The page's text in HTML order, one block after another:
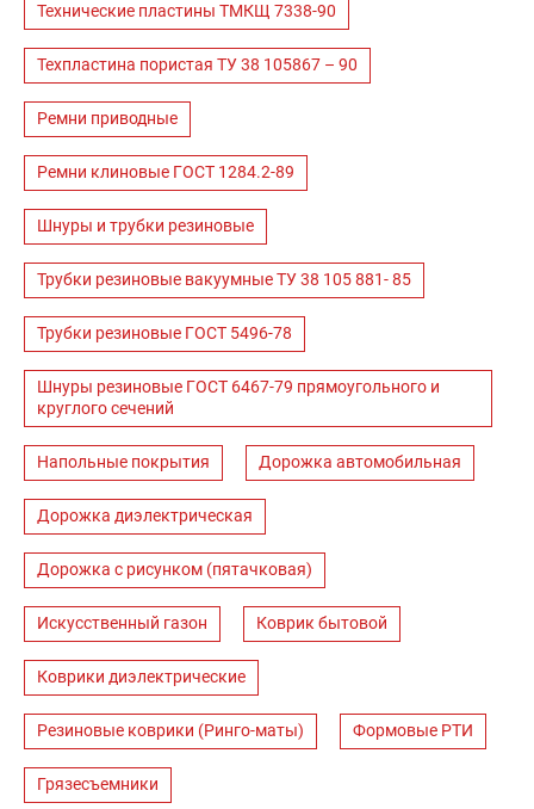
Технические пластины ТМКЩ 7338-90
Техпластина пористая ТУ 38 105867 – 90
Ремни приводные
Ремни клиновые ГОСТ 1284.2-89
Шнуры и трубки резиновые
Трубки резиновые вакуумные ТУ 38 105 881- 85
Трубки резиновые ГОСТ 5496-78
Шнуры резиновые ГОСТ 6467-79 прямоугольного и
круглого сечений
Напольные покрытия Дорожка автомобильная
Дорожка диэлектрическая
Дорожка с рисунком (пятачковая)
Искусственный газон Коврик бытовой
Коврики диэлектрические
Резиновые коврики (Ринго-маты) Формовые РТИ
Грязесъемники